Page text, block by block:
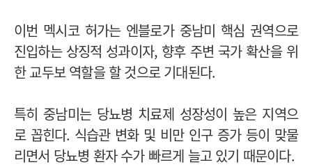
이번 멕시코 허가는 엔블로가 중남미 핵심 권역으로
진입하는 상징적 성과이자, 향후 주변 국가 확산을 위
한 교두보 역할을 할 것으로 기대된다.
특히 중남미는 당뇨병 치료제 성장성이 높은 지역으
로 꼽힌다. 식습관 변화 및 비만 인구 증가 등이 맞물
리면서 당뇨병 환자 수가 빠르게 늘고 있기 때문이다.